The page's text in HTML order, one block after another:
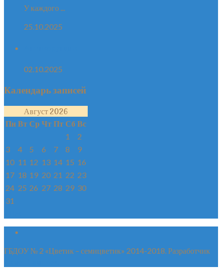
У каждого ...
25.10.2025
02.10.2025
Календарь записей
Август 2026
Пн Вт Ср Чт Пт Сб Вс
1
2
3
4 5 6 7 8
9
10 11 12 13 14 15 16
17 18 19 20 21 22 23
24 25 26 27 28 29 30
31
ГБДОУ № 2 «Цветик – семицветик» 2014-2018. Разработчик